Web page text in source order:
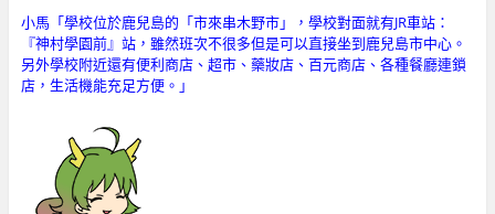
小馬「學校位於鹿兒島的「市來串木野市」，學校對面就有JR車站：
『神村學園前』站，雖然班次不很多但是可以直接坐到鹿兒島市中心。
另外學校附近還有便利商店、超市、藥妝店、百元商店、各種餐廳連鎖
店，生活機能充足方便。」